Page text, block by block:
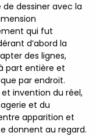
dessiner avec la
qui fut
d’abord la
des lignes,
part entière et
par endroit.
invention du réel,
et du
apparition et
donnent au regard.